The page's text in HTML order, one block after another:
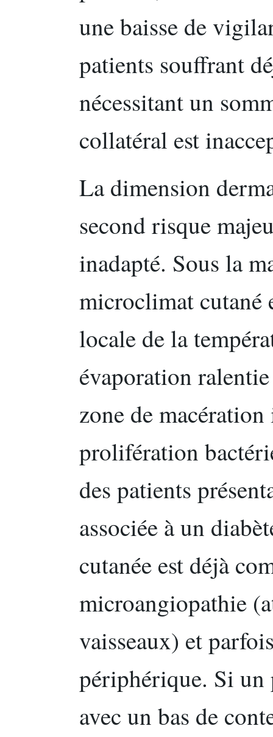
une baisse de
patients souffrant
nécessitant un
collatéral est
La dimension
second risque
inadapté. Sous la
microclimat cutané
locale de la
évaporation
zone de
prolifération
des patients
associée à un
cutanée est déjà
microangiopathie
vaisseaux) et
périphérique. Si
avec un bas de